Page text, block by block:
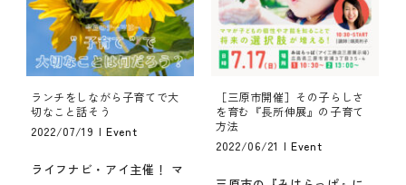
ランチをしながら子育てで大
切なこと話そう
2022/07/19 | Event
ライフナビ・アイ主催！ マ
［三原市開催］その子らしさ
を育む『長所伸展』の子育て
方法
2022/06/21 | Event